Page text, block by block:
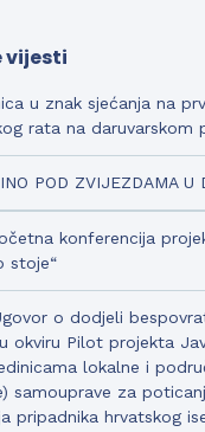
vijesti
u znak sjećanja na
rata na daruvarskom
POD ZVIJEZDAMA U
konferencija
stoje“
o dodjeli
okviru Pilot projekta
lokalne i
samouprave za
pripadnika hrvatskog